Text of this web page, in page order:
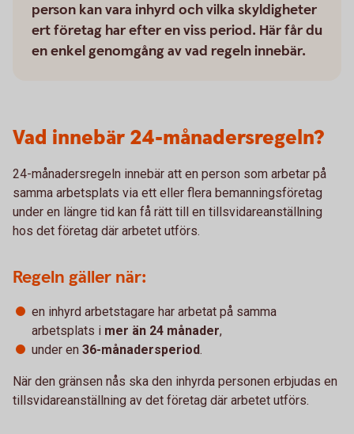
person kan vara inhyrd och vilka skyldigheter
ert företag har efter en viss period. Här får du
en enkel genomgång av vad regeln innebär.
Vad innebär 24-månadersregeln?
24-månadersregeln innebär att en person som arbetar på
samma arbetsplats via ett eller flera bemanningsföretag
under en längre tid kan få rätt till en tillsvidareanställning
hos det företag där arbetet utförs.
Regeln gäller när:
en inhyrd arbetstagare har arbetat på samma
arbetsplats i mer än 24 månader,
under en 36-månadersperiod.
När den gränsen nås ska den inhyrda personen erbjudas en
tillsvidareanställning av det företag där arbetet utförs.